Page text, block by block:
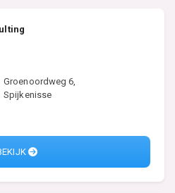
Groenoordweg 6,
Spijkenisse